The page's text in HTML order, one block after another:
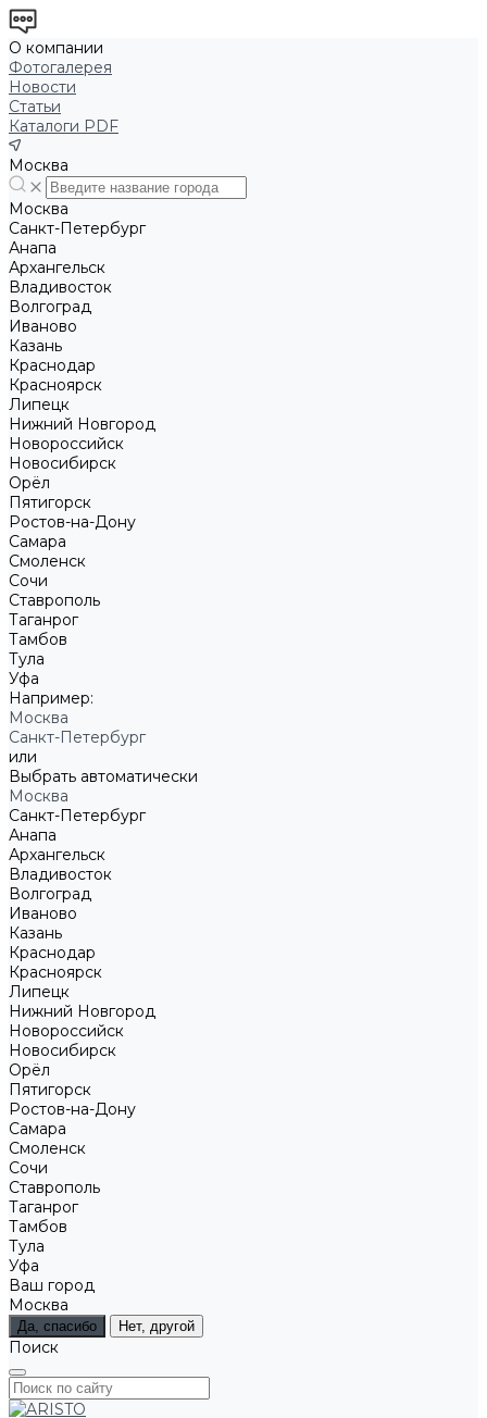
О компании
Фотогалерея
Новости
Статьи
Каталоги PDF
Москва
Москва
Санкт-Петербург
Анапа
Архангельск
Владивосток
Волгоград
Иваново
Казань
Краснодар
Красноярск
Липецк
Нижний Новгород
Новороссийск
Новосибирск
Орёл
Пятигорск
Ростов-на-Дону
Самара
Смоленск
Сочи
Ставрополь
Таганрог
Тамбов
Тула
Уфа
Например:
Москва
Санкт-Петербург
или
Выбрать автоматически
Москва
Санкт-Петербург
Анапа
Архангельск
Владивосток
Волгоград
Иваново
Казань
Краснодар
Красноярск
Липецк
Нижний Новгород
Новороссийск
Новосибирск
Орёл
Пятигорск
Ростов-на-Дону
Самара
Смоленск
Сочи
Ставрополь
Таганрог
Тамбов
Тула
Уфа
Ваш город
Москва
Да, спасибо Нет, другой
Поиск